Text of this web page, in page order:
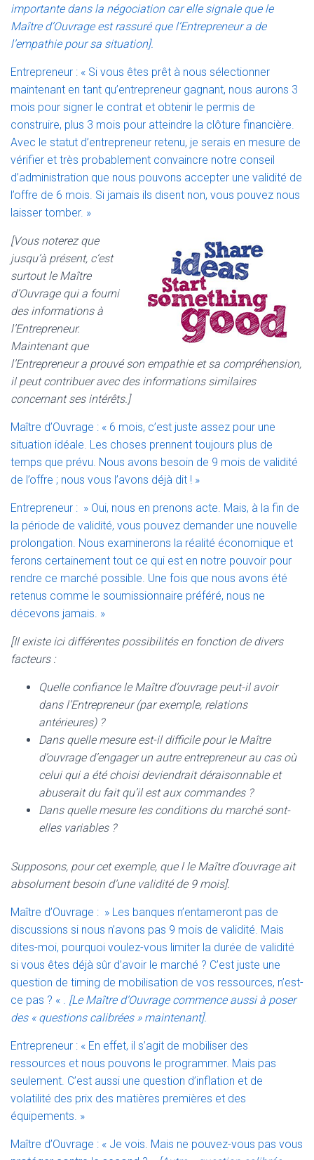
importante dans la négociation car elle signale que le
Maître d’Ouvrage est rassuré que l’Entrepreneur a de
l’empathie pour sa situation].
Entrepreneur : « Si vous êtes prêt à nous sélectionner
maintenant en tant qu’entrepreneur gagnant, nous aurons 3
mois pour signer le contrat et obtenir le permis de
construire, plus 3 mois pour atteindre la clôture financière.
Avec le statut d’entrepreneur retenu, je serais en mesure de
vérifier et très probablement convaincre notre conseil
d’administration que nous pouvons accepter une validité de
l’offre de 6 mois. Si jamais ils disent non, vous pouvez nous
laisser tomber. »
[Vous noterez que
jusqu’à présent, c’est
surtout le Maître
d’Ouvrage qui a fourni
des informations à
l’Entrepreneur.
Maintenant que
l’Entrepreneur a prouvé son empathie et sa compréhension,
il peut contribuer avec des informations similaires
concernant ses intérêts.]
Maître d’Ouvrage : « 6 mois, c’est juste assez pour une
situation idéale. Les choses prennent toujours plus de
temps que prévu. Nous avons besoin de 9 mois de validité
de l’offre ; nous vous l’avons déjà dit ! »
Entrepreneur : » Oui, nous en prenons acte. Mais, à la fin de
la période de validité, vous pouvez demander une nouvelle
prolongation. Nous examinerons la réalité économique et
ferons certainement tout ce qui est en notre pouvoir pour
rendre ce marché possible. Une fois que nous avons été
retenus comme le soumissionnaire préféré, nous ne
décevons jamais. »
[Il existe ici différentes possibilités en fonction de divers
facteurs :
Quelle confiance le Maître d’ouvrage peut-il avoir
dans l’Entrepreneur (par exemple, relations
antérieures) ?
Dans quelle mesure est-il difficile pour le Maître
d’ouvrage d’engager un autre entrepreneur au cas où
celui qui a été choisi deviendrait déraisonnable et
abuserait du fait qu’il est aux commandes ?
Dans quelle mesure les conditions du marché sont-
elles variables ?
Supposons, pour cet exemple, que l le Maître d’ouvrage ait
absolument besoin d’une validité de 9 mois].
Maître d’Ouvrage : » Les banques n’entameront pas de
discussions si nous n’avons pas 9 mois de validité. Mais
dites-moi, pourquoi voulez-vous limiter la durée de validité
si vous êtes déjà sûr d’avoir le marché ? C’est juste une
question de timing de mobilisation de vos ressources, n’est-
ce pas ? « . [Le Maître d’Ouvrage commence aussi à poser
des « questions calibrées » maintenant].
Entrepreneur : « En effet, il s’agit de mobiliser des
ressources et nous pouvons le programmer. Mais pas
seulement. C’est aussi une question d’inflation et de
volatilité des prix des matières premières et des
équipements. »
Maître d’Ouvrage : « Je vois. Mais ne pouvez-vous pas vous